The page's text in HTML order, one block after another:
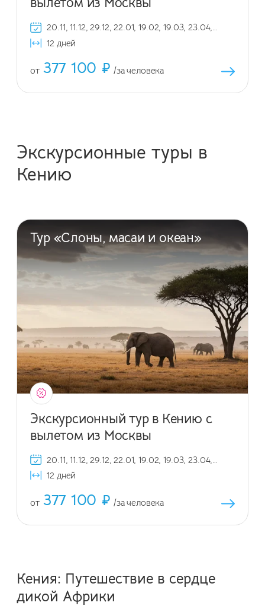
20.11, 11.12, 29.12, 22.01, 19.02, 19.03, 23.04,
21.05, 18.06, 23.07, 20.08, 17.09, 22.10, 19.11,
10.12, 29.12
12 дней
от 377 100 ₽ /за человека
Экскурсионные туры в
Кению
Тур «Слоны, масаи и океан»
Экскурсионный тур в Кению с
вылетом из Москвы
20.11, 11.12, 29.12, 22.01, 19.02, 19.03, 23.04,
21.05, 18.06, 23.07, 20.08, 17.09, 22.10, 19.11,
10.12, 29.12
12 дней
от 377 100 ₽ /за человека
Кения: Путешествие в сердце
дикой Африки